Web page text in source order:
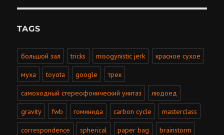
TAGS
большой зал tricks misogynistic jerk красное сухое
муха toyota google трек
самоходный стереофонический унитаз людоед
gravity fwb гоминида carbon cycle masterclass
correspondence spherical paper bag brainstorm